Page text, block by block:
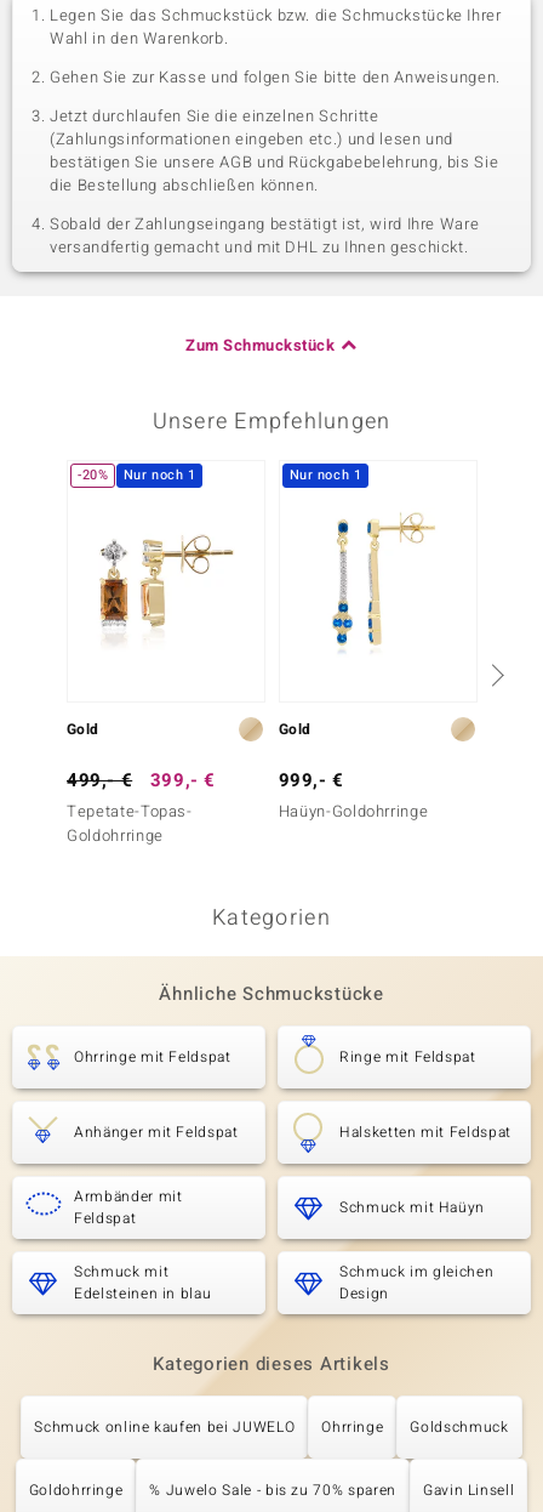
Legen Sie das Schmuckstück bzw. die Schmuckstücke Ihrer
Wahl in den Warenkorb.
Gehen Sie zur Kasse und folgen Sie bitte den Anweisungen.
Jetzt durchlaufen Sie die einzelnen Schritte
(Zahlungsinformationen eingeben etc.) und lesen und
bestätigen Sie unsere AGB und Rückgabebelehrung, bis Sie
die Bestellung abschließen können.
Sobald der Zahlungseingang bestätigt ist, wird Ihre Ware
versandfertig gemacht und mit DHL zu Ihnen geschickt.
Zum Schmuckstück
Unsere Empfehlungen
-20% Nur noch 1
Gold
499,- € 399,- €
Tepetate-Topas-
Goldohrringe
Nur noch 1
Gold
999,- €
Haüyn-Goldohrringe
Kategorien
Ähnliche Schmuckstücke
Ohrringe mit Feldspat Ringe mit Feldspat
Anhänger mit Feldspat Halsketten mit Feldspat
Armbänder mit
Feldspat
Schmuck mit Haüyn
Schmuck mit
Edelsteinen in blau
Schmuck im gleichen
Design
Kategorien dieses Artikels
Schmuck online kaufen bei JUWELO Ohrringe Goldschmuck
Goldohrringe % Juwelo Sale - bis zu 70% sparen Gavin Linsell